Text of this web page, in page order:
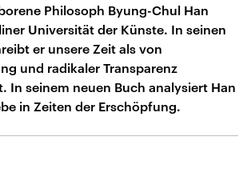
Philosoph Byung-Chul Han
Universität der Künste. In seinen
er unsere Zeit als von
und radikaler Transparenz
In seinem neuen Buch analysiert Han
in Zeiten der Erschöpfung.